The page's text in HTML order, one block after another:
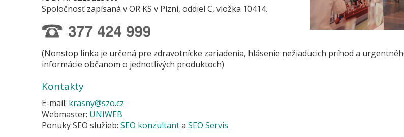
Spoločnosť zapísaná v OR KS v Plzni, oddiel C, vložka 10414.
(Nonstop linka je určená pre zdravotnícke zariadenia, hlásenie nežiaducich príhod a
informácie občanom o jednotlivých produktoch)
Kontakty
E-mail: krasny@szo.cz
Webmaster: UNIWEB
Ponuky SEO služieb: SEO konzultanta SEO Servis